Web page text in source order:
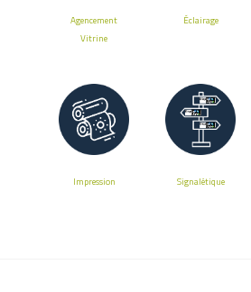
Agencement
Vitrine
Éclairage
Impression Signalétique